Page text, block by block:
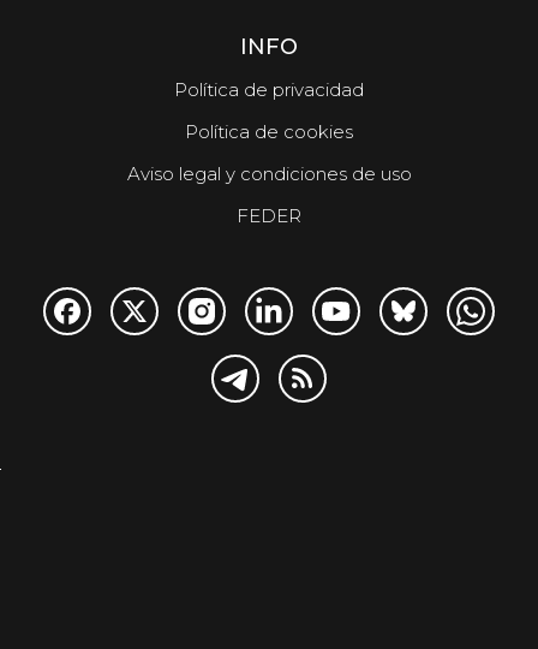
INFO
Política de privacidad
Política de cookies
Aviso legal y condiciones de uso
FEDER